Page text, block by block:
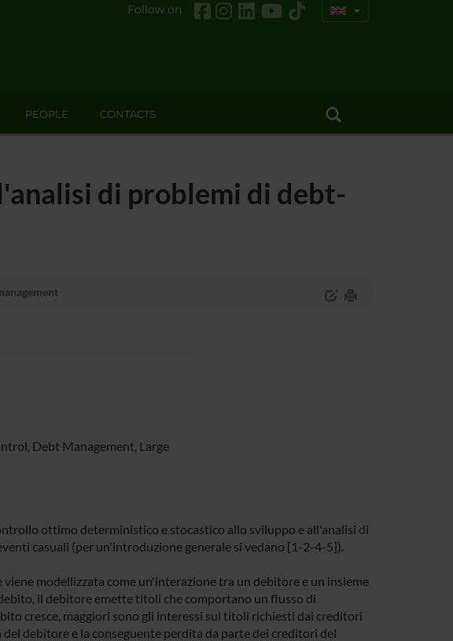
Follow on
PEOPLE CONTACTS
di problemi di debt-
Debt Management, Large
ottimo deterministico e stocastico allo sviluppo e all'analisi di
casuali (per un'introduzione generale si vedano [1-2-4-5]).
modellizzata come un'interazione tra un debitore e un insieme
il debitore emette titoli che comportano un flusso di
cresce, maggiori sono gli interessi sui titoli richiesti dai creditori
debitore e la conseguente perdita da parte dei creditori del